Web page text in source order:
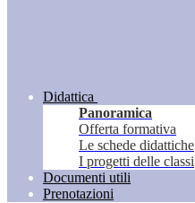
Didattica
Panoramica
Offerta formativa
Le schede didattiche
I progetti delle classi
Documenti utili
Prenotazioni